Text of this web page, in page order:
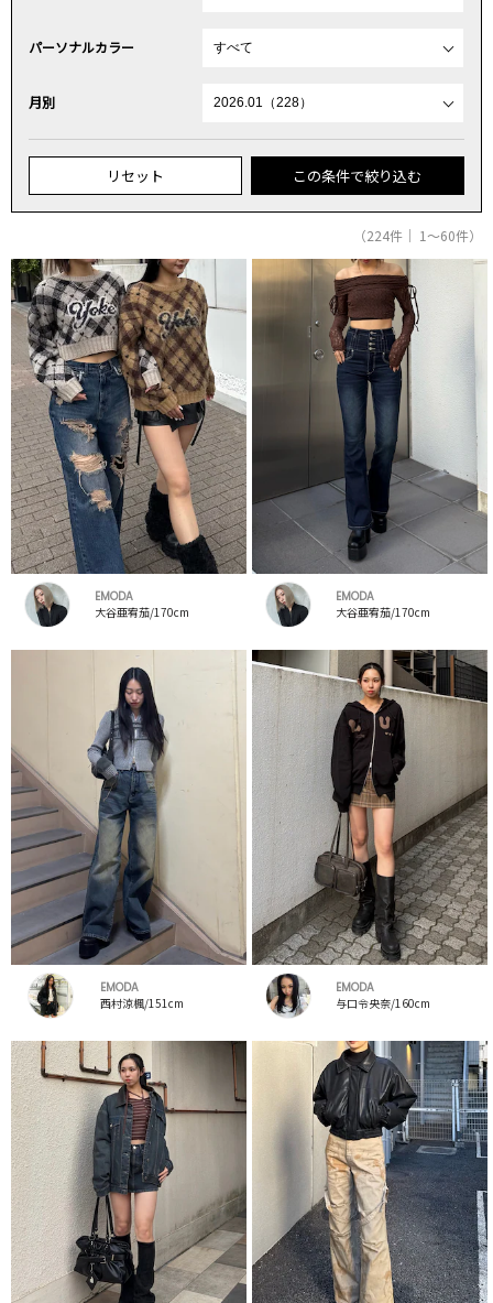
パーソナルカラー
月別
リセット この条件で絞り込む
（224件｜ 1～60件）
EMODA
大谷亜宥茄/170cm
EMODA
大谷亜宥茄/170cm
EMODA
西村涼楓/151cm
EMODA
与口令央奈/160cm